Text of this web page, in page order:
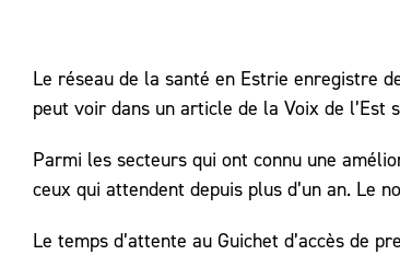
Le réseau de la santé en Estrie enregistre
peut voir dans un article de la Voix de l’Est
Parmi les secteurs qui ont connu une
ceux qui attendent depuis plus d’un an. Le
Le temps d’attente au Guichet d’accès de